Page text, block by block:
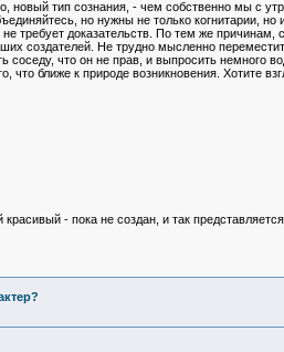
новый тип сознания, - чем собственно мы с
но нужны не только когнитарии,
доказательств. По тем же причинам,
создателей. Не трудно мысленно
что он не прав, и выпросить немного
что ближе к природе возникновения. Хотите
- пока не создан, и так